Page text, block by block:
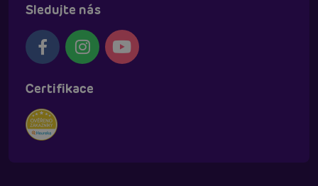
Sledujte nás
Certifikace